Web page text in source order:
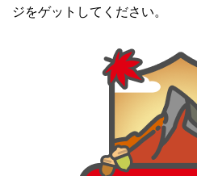
ジをゲットしてください。